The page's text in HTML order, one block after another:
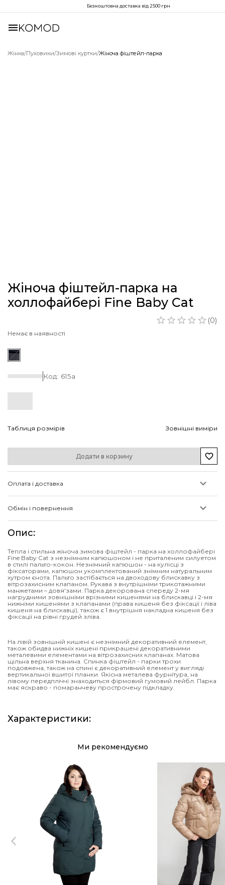
Безкоштовна доставка від 2500 грн
Жінка/Пуховики/Зимові куртки/Жіноча фіштейл-парка
Жіноча фіштейл-парка на
холлофайбері Fine Baby Cat
(0)
Немає в наявності
Код: 615a
Таблиця розмірів Зовнішні виміри
Додати в корзину
Оплата і доставка
Обмін і повернення
Опис:
Тепла і стильна жіноча зимова фіштейл - парка на холлофайбері
Fine Baby Cat з незнімним капюшоном і не приталеним силуетом
в стилі пальто-кокон. Незнімний капюшон - на кулісці з
фіксаторами, капюшон укомплектований знімним натуральним
хутром єнота. Пальто застібається на двоходову блискавку з
вітрозахисним клапаном. Рукава з внутрішніми трикотажними
манжетами – довя'зами. Парка декорована спереду 2-мя
нагрудними зовнішніми врізними кишенями на блискавці і 2-мя
нижніми кишенями з клапанами (права кишеня без фіксації і ліва
кишеня на блискавці), також є 1 внутрішня накладна кишеня без
фіксації на рівні грудей зліва.
На лівій зовнішній кишені є незнімний декоративний елемент,
також обидва нижніх кишені прикрашені декоративними
металевими елементами на вітрозахисних клапанах. Матова
щільна верхня тканина. Спинка фіштейл - парки трохи
подовжена, також на спині є декоративний елемент у вигляді
вертикальної вшитої планки. Якісна металева фурнітура, на
лівому передпліччі знаходиться фірмовий гумовий лейбл. Парка
має яскраво - помаранчеву прострочену підкладку.
Характеристики:
Ми рекомендуємо